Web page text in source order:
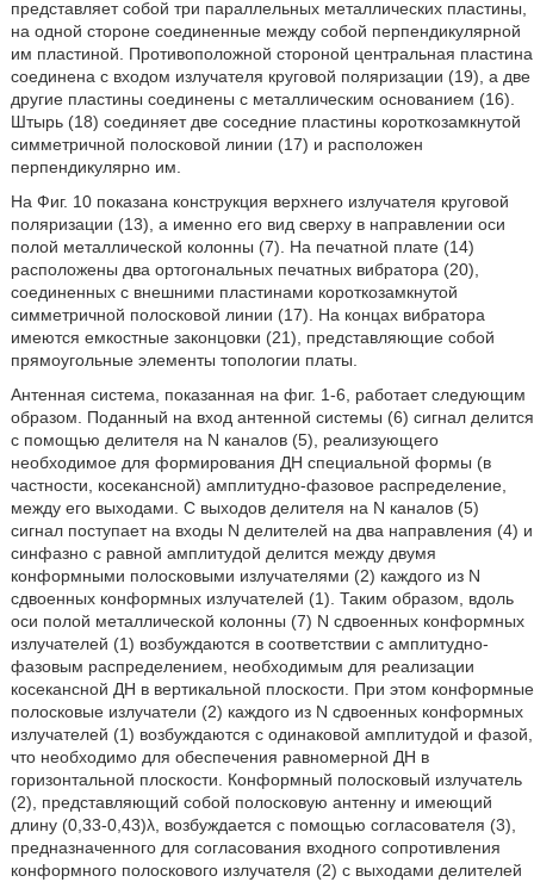
представляет собой три параллельных металлических пластины,
на одной стороне соединенные между собой перпендикулярной
им пластиной. Противоположной стороной центральная пластина
соединена с входом излучателя круговой поляризации (19), а две
другие пластины соединены с металлическим основанием (16).
Штырь (18) соединяет две соседние пластины короткозамкнутой
симметричной полосковой линии (17) и расположен
перпендикулярно им.
На Фиг. 10 показана конструкция верхнего излучателя круговой
поляризации (13), а именно его вид сверху в направлении оси
полой металлической колонны (7). На печатной плате (14)
расположены два ортогональных печатных вибратора (20),
соединенных с внешними пластинами короткозамкнутой
симметричной полосковой линии (17). На концах вибратора
имеются емкостные законцовки (21), представляющие собой
прямоугольные элементы топологии платы.
Антенная система, показанная на фиг. 1-6, работает следующим
образом. Поданный на вход антенной системы (6) сигнал делится
с помощью делителя на N каналов (5), реализующего
необходимое для формирования ДН специальной формы (в
частности, косекансной) амплитудно-фазовое распределение,
между его выходами. С выходов делителя на N каналов (5)
сигнал поступает на входы N делителей на два направления (4) и
синфазно с равной амплитудой делится между двумя
конформными полосковыми излучателями (2) каждого из N
сдвоенных конформных излучателей (1). Таким образом, вдоль
оси полой металлической колонны (7) N сдвоенных конформных
излучателей (1) возбуждаются в соответствии с амплитудно-
фазовым распределением, необходимым для реализации
косекансной ДН в вертикальной плоскости. При этом конформные
полосковые излучатели (2) каждого из N сдвоенных конформных
излучателей (1) возбуждаются с одинаковой амплитудой и фазой,
что необходимо для обеспечения равномерной ДН в
горизонтальной плоскости. Конформный полосковый излучатель
(2), представляющий собой полосковую антенну и имеющий
длину (0,33-0,43)λ, возбуждается с помощью согласователя (3),
предназначенного для согласования входного сопротивления
конформного полоскового излучателя (2) с выходами делителей